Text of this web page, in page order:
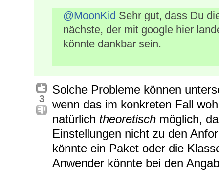
@MoonKid Sehr gut, dass Du
nächste, der mit google hier
könnte dankbar sein.
3
Solche Probleme können
wenn das im konkreten Fall
natürlich theoretisch möglich,
Einstellungen nicht zu den
könnte ein Paket oder die
Anwender könnte bei den